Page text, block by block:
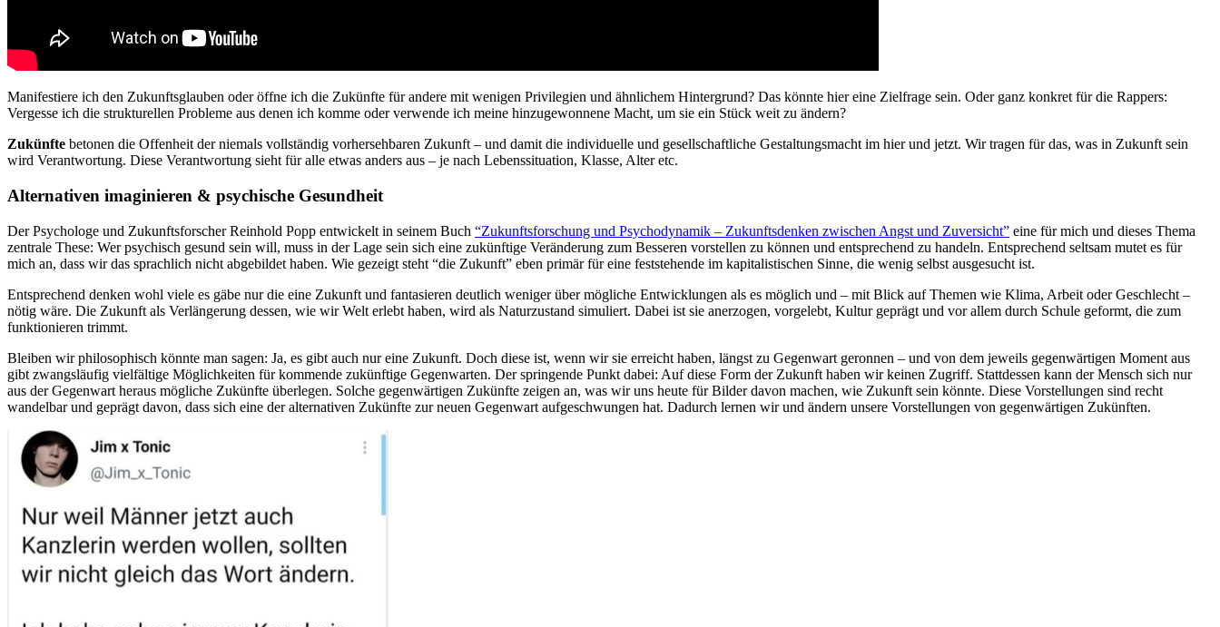
Manifestiere ich den Zukunftsglauben oder öffne ich die Zukünfte für andere mit wenigen Privilegien und ähnlichem Hintergrund? Das könnte hier eine Zielfrage sein. Oder ganz konkret für die Rappers:
Vergesse ich die strukturellen Probleme aus denen ich komme oder verwende ich meine hinzugewonnene Macht, um sie ein Stück weit zu ändern?
Zukünfte betonen die Offenheit der niemals vollständig vorhersehbaren Zukunft – und damit die individuelle und gesellschaftliche Gestaltungsmacht im hier und jetzt. Wir tragen für das, was in Zukunft sein
wird Verantwortung. Diese Verantwortung sieht für alle etwas anders aus – je nach Lebenssituation, Klasse, Alter etc.
Alternativen imaginieren & psychische Gesundheit
Der Psychologe und Zukunftsforscher Reinhold Popp entwickelt in seinem Buch “Zukunftsforschung und Psychodynamik – Zukunftsdenken zwischen Angst und Zuversicht” eine für mich und dieses Thema
zentrale These: Wer psychisch gesund sein will, muss in der Lage sein sich eine zukünftige Veränderung zum Besseren vorstellen zu können und entsprechend zu handeln. Entsprechend seltsam mutet es für
mich an, dass wir das sprachlich nicht abgebildet haben. Wie gezeigt steht “die Zukunft” eben primär für eine feststehende im kapitalistischen Sinne, die wenig selbst ausgesucht ist.
Entsprechend denken wohl viele es gäbe nur die eine Zukunft und fantasieren deutlich weniger über mögliche Entwicklungen als es möglich und – mit Blick auf Themen wie Klima, Arbeit oder Geschlecht –
nötig wäre. Die Zukunft als Verlängerung dessen, wie wir Welt erlebt haben, wird als Naturzustand simuliert. Dabei ist sie anerzogen, vorgelebt, Kultur geprägt und vor allem durch Schule geformt, die zum
funktionieren trimmt.
Bleiben wir philosophisch könnte man sagen: Ja, es gibt auch nur eine Zukunft. Doch diese ist, wenn wir sie erreicht haben, längst zu Gegenwart geronnen – und von dem jeweils gegenwärtigen Moment aus
gibt zwangsläufig vielfältige Möglichkeiten für kommende zukünftige Gegenwarten. Der springende Punkt dabei: Auf diese Form der Zukunft haben wir keinen Zugriff. Stattdessen kann der Mensch sich nur
aus der Gegenwart heraus mögliche Zukünfte überlegen. Solche gegenwärtigen Zukünfte zeigen an, was wir uns heute für Bilder davon machen, wie Zukunft sein könnte. Diese Vorstellungen sind recht
wandelbar und geprägt davon, dass sich eine der alternativen Zukünfte zur neuen Gegenwart aufgeschwungen hat. Dadurch lernen wir und ändern unsere Vorstellungen von gegenwärtigen Zukünften.